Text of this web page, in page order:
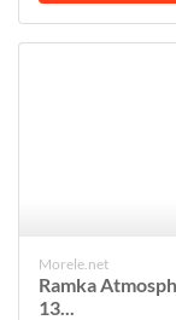
Morele.net
Ramka
13...